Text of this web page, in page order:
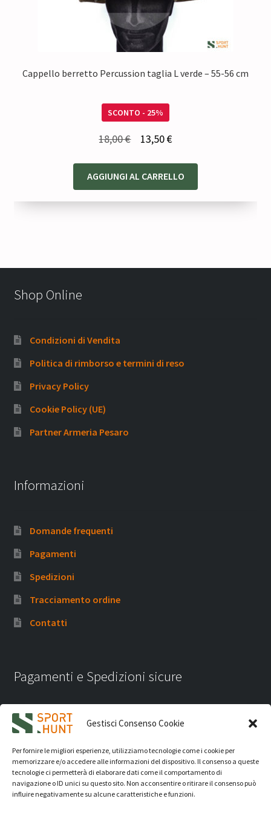
Gestisci Consenso Cookie
Per fornire le migliori esperienze, utilizziamo tecnologie come i cookie per
memorizzare e/o accedere alle informazioni del dispositivo. Il consenso a queste
tecnologie ci permetterà di elaborare dati come il comportamento di
navigazione o ID unici su questo sito. Non acconsentire o ritirare il consenso può
influire negativamente su alcune caratteristiche e funzioni.
Cappello berretto Percussion taglia L verde – 55-56 cm
SCONTO - 25%
18,00€
originale
era:
13,50€Il
attuale
è:
AGGIUNGI AL CARRELLO
Shop Online
Condizioni di Vendita
Politica di rimborso e termini di reso
Privacy Policy
Cookie Policy (UE)
Partner Armeria Pesaro
Informazioni
Domande frequenti
Pagamenti
Spedizioni
Tracciamento ordine
Contatti
Pagamenti e Spedizioni sicure